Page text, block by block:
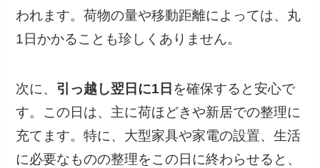
われます。荷物の量や移動距離によっては、丸
1日かかることも珍しくありません。
次に、 引っ越し翌日に1日 を確保すると安心で
す。この日は、主に荷ほどきや新居での整理に
充てます。特に、大型家具や家電の設置、生活
に必要なものの整理をこの日に終わらせると、